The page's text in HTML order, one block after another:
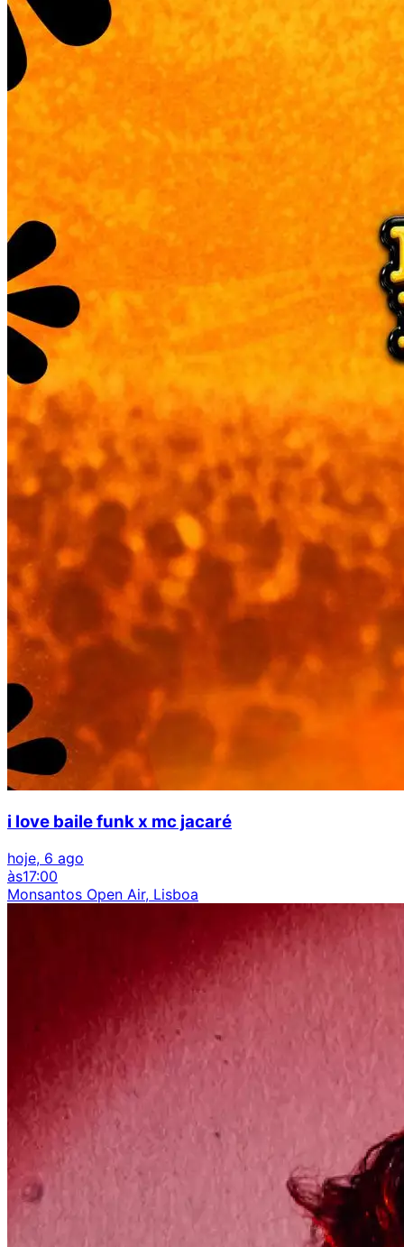
i love baile funk x mc jacaré
hoje, 6 ago
às17:00
Monsantos Open Air, Lisboa